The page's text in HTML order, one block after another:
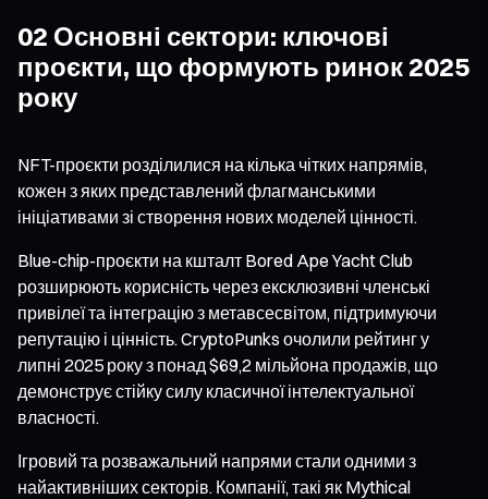
02 Основні сектори: ключові
проєкти, що формують ринок 2025
року
NFT-проєкти розділилися на кілька чітких напрямів,
кожен з яких представлений флагманськими
ініціативами зі створення нових моделей цінності.
Blue-chip-проєкти на кшталт Bored Ape Yacht Club
розширюють корисність через ексклюзивні членські
привілеї та інтеграцію з метавсесвітом, підтримуючи
репутацію і цінність. CryptoPunks очолили рейтинг у
липні 2025 року з понад $69,2 мільйона продажів, що
демонструє стійку силу класичної інтелектуальної
власності.
Ігровий та розважальний напрями стали одними з
найактивніших секторів. Компанії, такі як Mythical